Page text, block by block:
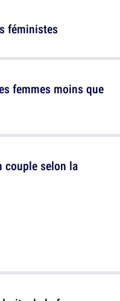
femmes moins que
féministes
couple selon la